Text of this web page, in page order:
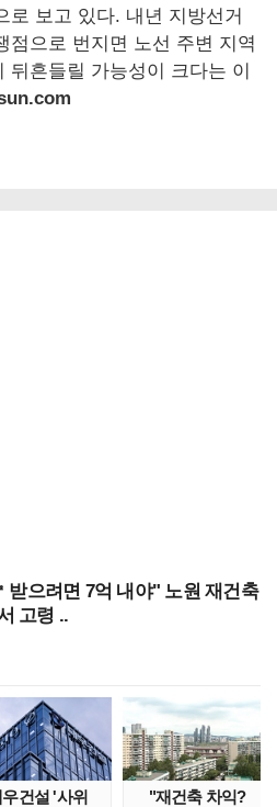
로 보고 있다. 내년 지방선거
점으로 번지면 노선 주변 지역
뒤흔들릴 가능성이 크다는 이
받으려면 7억 내야" 노원 재건축
고령 ..
건설 '사위
"재건축 차익?